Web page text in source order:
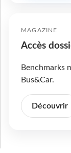
MAGAZINE
Accès
Benchmarks
Bus&Car.
Découvrir